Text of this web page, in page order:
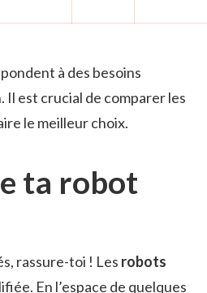
à des besoins
Il est crucial de comparer les
le meilleur choix.
ta robot
rassure-toi ! Les robots
En l’espace de quelques